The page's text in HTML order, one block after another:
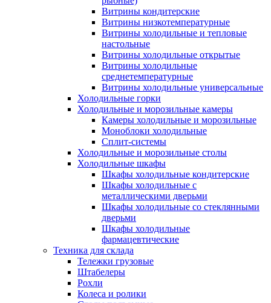
Витрины кондитерские
Витрины низкотемпературные
Витрины холодильные и тепловые
настольные
Витрины холодильные открытые
Витрины холодильные
среднетемпературные
Витрины холодильные универсальные
Холодильные горки
Холодильные и морозильные камеры
Камеры холодильные и морозильные
Моноблоки холодильные
Сплит-системы
Холодильные и морозильные столы
Холодильные шкафы
Шкафы холодильные кондитерские
Шкафы холодильные с
металлическими дверьми
Шкафы холодильные со стеклянными
дверьми
Шкафы холодильные
фармацевтические
Техника для склада
Тележки грузовые
Штабелеры
Рохли
Колеса и ролики